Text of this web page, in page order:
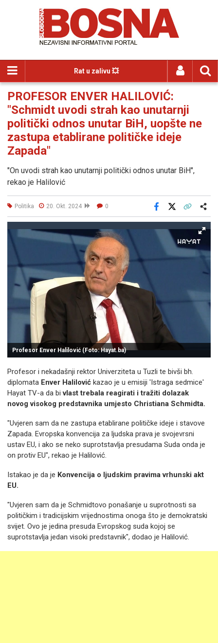
Rat u zalivu 💥
PROFESOR ENVER HALILOVIĆ:
"Schmidt uvodi strah kao unutarnji
politički odnos unutar BiH, uopšte ne
zastupa etablirane političke ideje
Zapada"
"On uvodi strah kao unutarnji politički odnos unutar BiH",
rekao je Halilović
Politika 20. Okt. 2024 0
Facebook
Profesor Enver Halilović (Foto: Hayat.ba)
Profesor i nekadašnji rektor Univerziteta u Tuzli te bivši bh.
diplomata Enver Halilović kazao je u emisiji 'Istraga sedmice'
Hayat TV-a da bi vlast trebala reagirati i tražiti dolazak
novog visokog predstavnika umjesto Christiana Schmidta.
"Uvjeren sam da ne zastupa etablirane političke ideje i stavove
Zapada. Evropska konvencija za ljudska prava je svojevrsni
ustav EU, i ako se neko suprotstavlja presudama Suda onda je
on protiv EU", rekao je Halilović.
Istakao je da je Konvencija o ljudskim pravima vrhunski akt
EU.
"Uvjeren sam da je Schmidtovo ponašanje u suprotnosti sa
političkim i tradicijskim vrijednostima onoga što je demokratski
svijet. Ovo je jedina presuda Evropskog suda kojoj se
suprotstavlja jedan visoki predstavnik", dodao je Halilović.